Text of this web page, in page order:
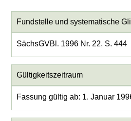
Fundstelle und systematische
SächsGVBl. 1996 Nr. 22, S. 444
Gültigkeitszeitraum
Fassung gültig ab: 1. Januar